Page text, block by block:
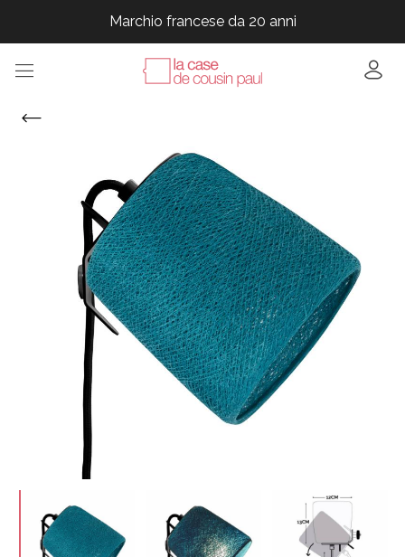
Marchio francese da 20 anni
Marchio francese da 20 anni
Marchio francese da 20 anni